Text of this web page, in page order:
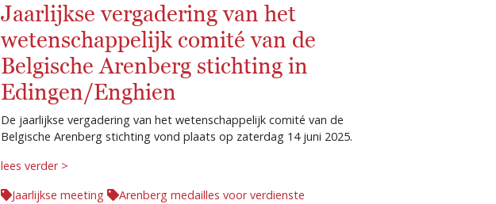
Jaarlijkse vergadering van het
wetenschappelijk comité van de
Belgische Arenberg stichting in
Edingen/Enghien
De jaarlijkse vergadering van het wetenschappelijk comité van de
Belgische Arenberg stichting vond plaats op zaterdag 14 juni 2025.
lees verder >
Jaarlijkse meeting
Arenberg medailles voor verdienste